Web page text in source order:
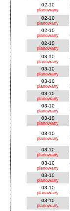
02-10
planowany
02-10
planowany
02-10
planowany
02-10
planowany
03-10
planowany
03-10
planowany
03-10
planowany
03-10
planowany
03-10
planowany
03-10
planowany
03-10
planowany
03-10
planowany
03-10
planowany
03-10
planowany
03-10
planowany
03-10
planowany